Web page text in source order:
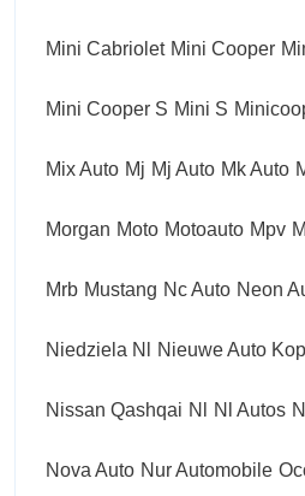
Mini Cabriolet Mini Cooper
Mini Cooper S Mini S
Mix Auto Mj Mj Auto Mk Auto
Morgan Moto Motoauto Mpv
Mrb Mustang Nc Auto Neon
Niedziela Nl Nieuwe Auto
Nissan Qashqai Nl Nl Autos
Nova Auto Nur Automobile